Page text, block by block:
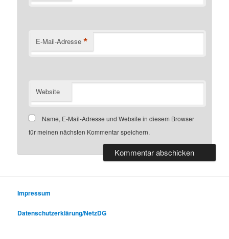
E-Mail-Adresse *
Website
Name, E-Mail-Adresse und Website in diesem Browser
für meinen nächsten Kommentar speichern.
Impressum
Datenschutzerklärung/NetzDG